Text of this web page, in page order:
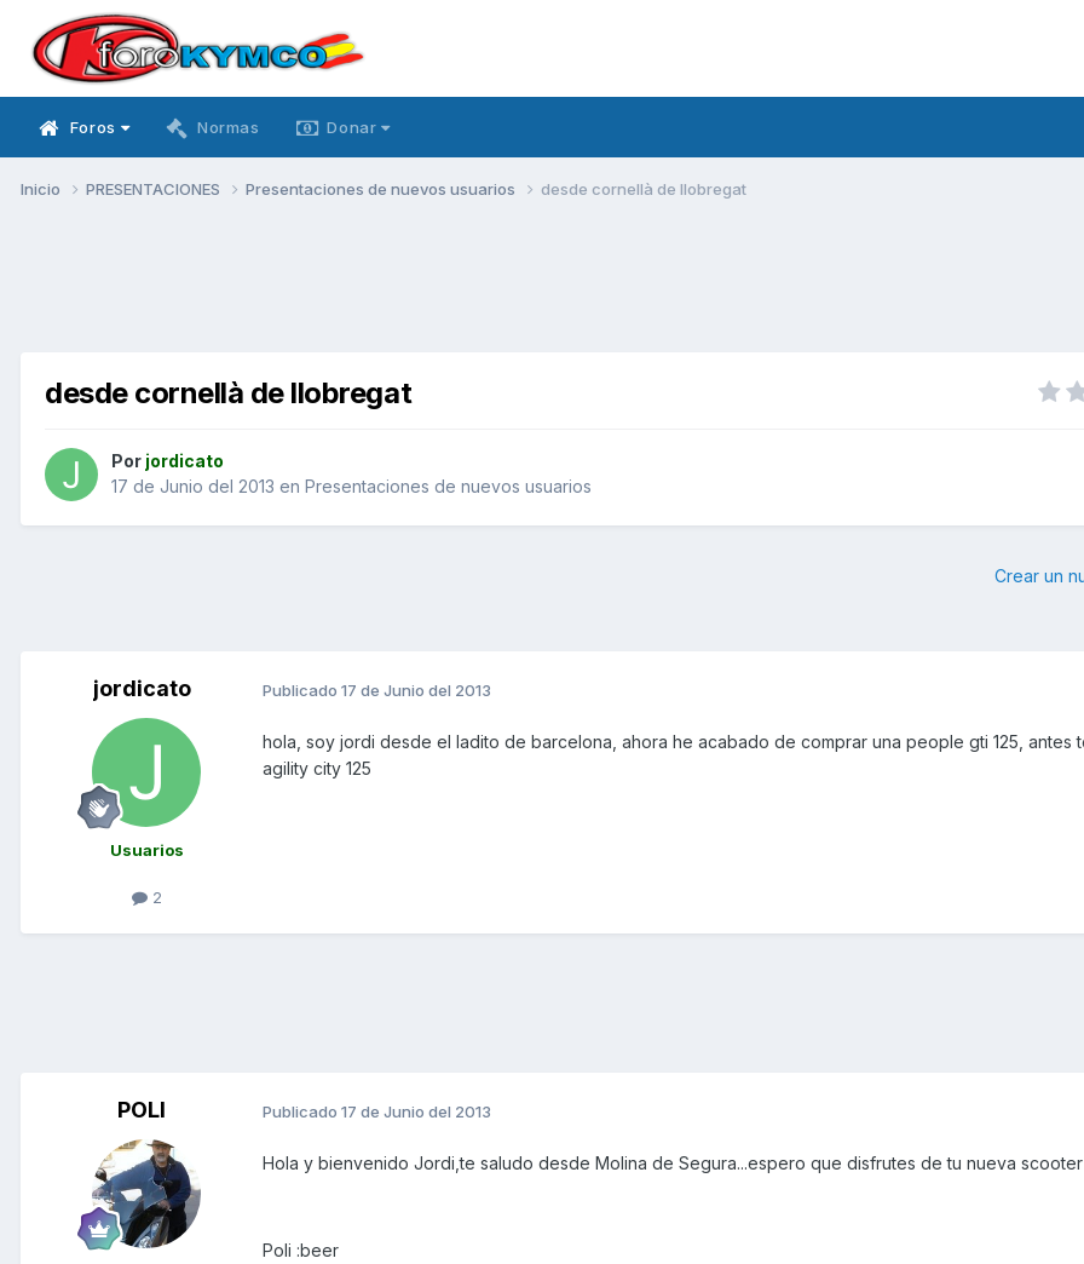
Foros Normas Donar
Inicio PRESENTACIONES Presentaciones de nuevos usuarios desde cornellà de llobregat
desde cornellà de llobregat
Por jordicato
17 de Junio del 2013 en Presentaciones de nuevos usuarios
Crear un
jordicato
Usuarios
2
Publicado 17 de Junio del 2013
hola, soy jordi desde el ladito de barcelona, ahora he acabado de comprar una people gti 125, antes
agility city 125
POLI Publicado 17 de Junio del 2013
Hola y bienvenido Jordi,te saludo desde Molina de Segura...espero que disfrutes de tu nueva scooter
Poli :beer